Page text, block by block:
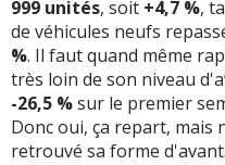
999 unités, soit +4,7 %,
de véhicules neufs
%. Il faut quand même
très loin de son niveau
-26,5 %sur le premier
Donc oui, ça repart, mais
retrouvé sa forme d'avant.